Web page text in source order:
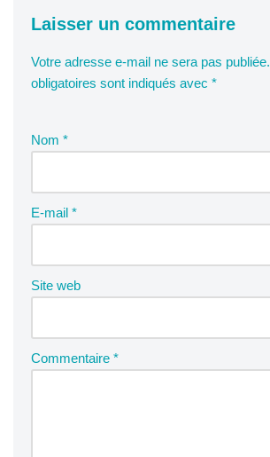
Laisser un commentaire
Votre adresse e-mail ne sera pas publiée.
obligatoires sont indiqués avec *
Nom *
E-mail *
Site web
Commentaire *